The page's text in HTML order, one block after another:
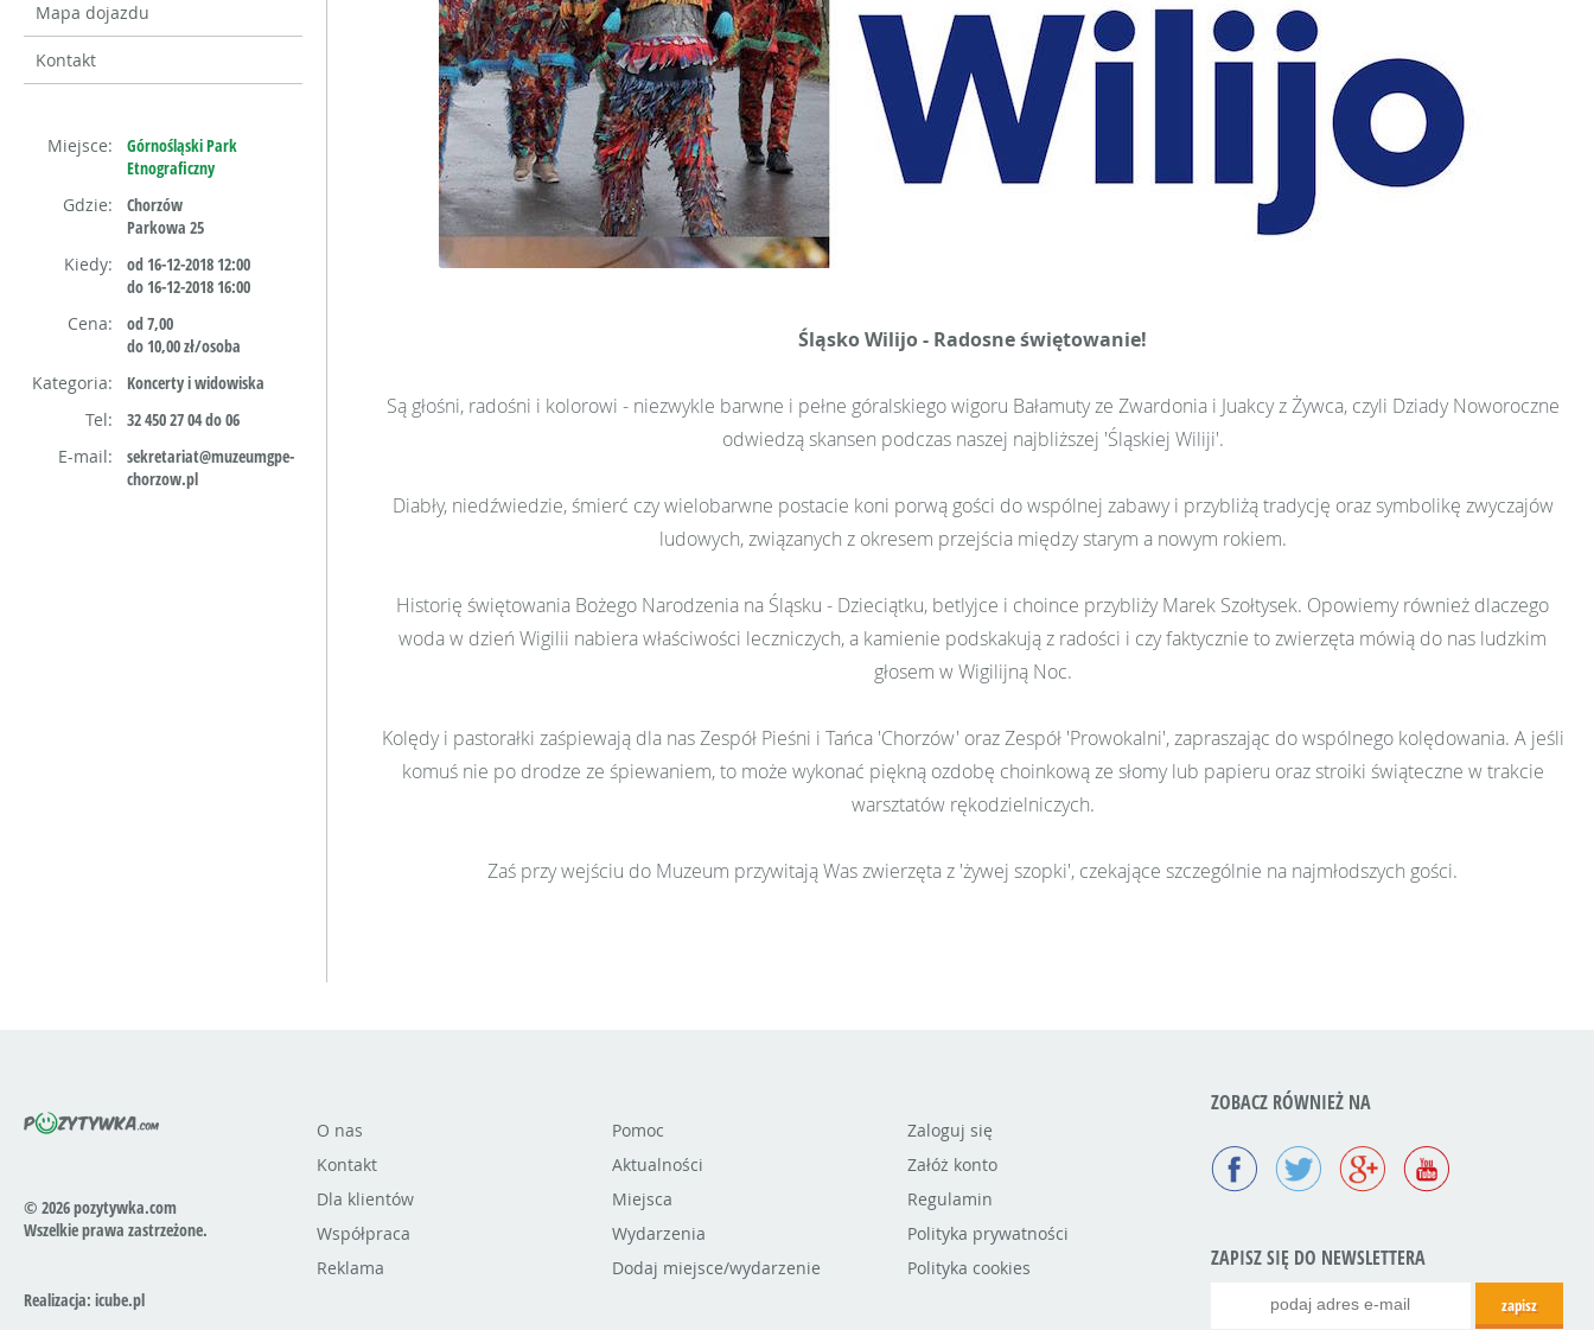
Mapa dojazdu
Kontakt
Miejsce:
Górnośląski Park
Etnograficzny
Gdzie:
Chorzów
Parkowa 25
Kiedy:
od 16-12-2018 12:00
do 16-12-2018 16:00
Cena:
od 7,00
do 10,00 zł/osoba
Kategoria:
Koncerty i widowiska
Tel:
32 450 27 04 do 06
E-mail:
sekretariat@muzeumgpe-
chorzow.pl
Śląsko Wilijo - Radosne świętowanie!
Są głośni, radośni i kolorowi - niezwykle barwne i pełne góralskiego wigoru Bałamuty ze Zwardonia i Juakcy z Żywca, czyli Dziady Noworoczne
odwiedzą skansen podczas naszej najbliższej 'Śląskiej Wiliji'.
Diabły, niedźwiedzie, śmierć czy wielobarwne postacie koni porwą gości do wspólnej zabawy i przybliżą tradycję oraz symbolikę zwyczajów
ludowych, związanych z okresem przejścia między starym a nowym rokiem.
Historię świętowania Bożego Narodzenia na Śląsku - Dzieciątku, betlyjce i choince przybliży Marek Szołtysek. Opowiemy również dlaczego
woda w dzień Wigilii nabiera właściwości leczniczych, a kamienie podskakują z radości i czy faktycznie to zwierzęta mówią do nas ludzkim
głosem w Wigilijną Noc.
Kolędy i pastorałki zaśpiewają dla nas Zespół Pieśni i Tańca 'Chorzów' oraz Zespół 'Prowokalni', zapraszając do wspólnego kolędowania. A jeśli
komuś nie po drodze ze śpiewaniem, to może wykonać piękną ozdobę choinkową ze słomy lub papieru oraz stroiki świąteczne w trakcie
warsztatów rękodzielniczych.
Zaś przy wejściu do Muzeum przywitają Was zwierzęta z 'żywej szopki', czekające szczególnie na najmłodszych gości.
© 2026 pozytywka.com
Wszelkie prawa zastrzeżone.
Realizacja: icube.pl
O nas
Kontakt
Dla klientów
Współpraca
Reklama
Pomoc
Aktualności
Miejsca
Wydarzenia
Dodaj miejsce/wydarzenie
Zaloguj się
Załóż konto
Regulamin
Polityka prywatności
Polityka cookies
ZOBACZ RÓWNIEŻ NA
ZAPISZ SIĘ DO NEWSLETTERA